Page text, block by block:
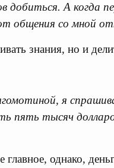
добиться. А когда
общения со мной
знания, но и
я
пять тысяч
однако,